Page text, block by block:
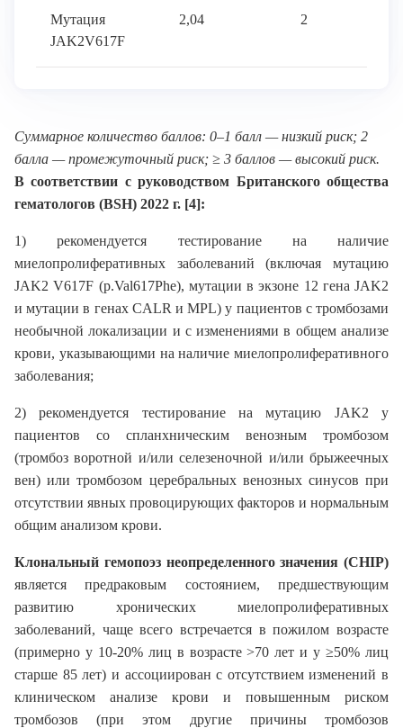
Мутация
JAK2V617F
2,04 2
Суммарное количество баллов: 0–1 балл — низкий риск; 2
балла — промежуточный риск; ≥ 3 баллов — высокий риск.
В соответствии с руководством Британского общества
гематологов (BSH) 2022 г. [4]:
1) рекомендуется тестирование на наличие
миелопролиферативных заболеваний (включая мутацию
JAK2 V617F (p.Val617Phe), мутации в экзоне 12 гена JAK2
и мутации в генах CALR и MPL) у пациентов с тромбозами
необычной локализации и с изменениями в общем анализе
крови, указывающими на наличие миелопролиферативного
заболевания;
2) рекомендуется тестирование на мутацию JAK2 у
пациентов со спланхническим венозным тромбозом
(тромбоз воротной и/или селезеночной и/или брыжеечных
вен) или тромбозом церебральных венозных синусов при
отсутствии явных провоцирующих факторов и нормальным
общим анализом крови.
Клональный гемопоэз неопределенного значения (CHIP)
является предраковым состоянием, предшествующим
развитию хронических миелопролиферативных
заболеваний, чаще всего встречается в пожилом возрасте
(примерно у 10-20% лиц в возрасте >70 лет и у ≥50% лиц
старше 85 лет) и ассоциирован с отсутствием изменений в
клиническом анализе крови и повышенным риском
тромбозов (при этом другие причины тромбозов